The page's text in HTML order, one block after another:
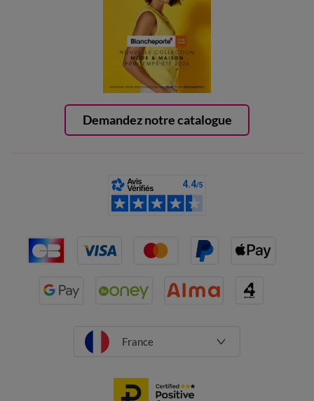
Demandez notre catalogue
France